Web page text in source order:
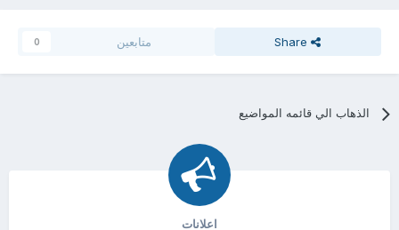
Share متابعين 0
الذهاب الي قائمه المواضيع
اعلانات